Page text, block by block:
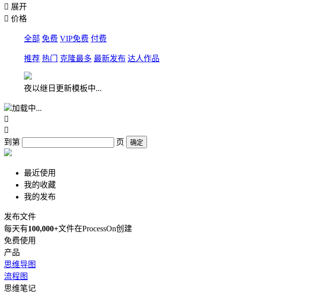
 展开
 价格
全部 免费 VIP免费 付费
推荐 热门 克隆最多 最新发布 达人作品
夜以继日更新模板中...
加载中...


到第
页 确定
最近使用
我的收藏
我的发布
发布文件
每天有100,000+文件在ProcessOn创建
免费使用
产品
思维导图
流程图
思维笔记